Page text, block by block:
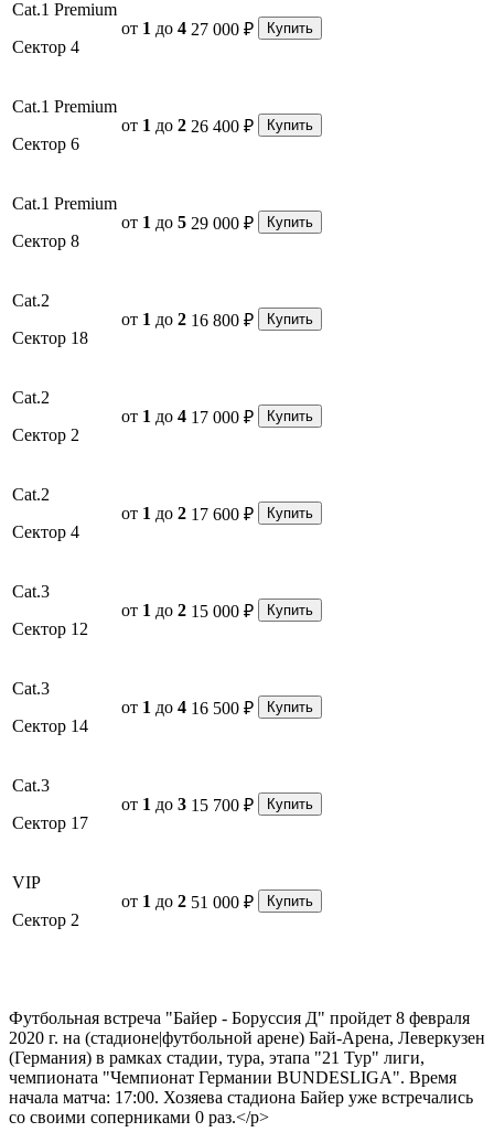
Cat.1 Premium
Сектор 4
от 1 до 4 27 000 ₽ Купить
Cat.1 Premium
Сектор 6
от 1 до 2 26 400 ₽ Купить
Cat.1 Premium
Сектор 8
от 1 до 5 29 000 ₽ Купить
Cat.2
Сектор 18
от 1 до 2 16 800 ₽ Купить
Cat.2
Сектор 2
от 1 до 4 17 000 ₽ Купить
Cat.2
Сектор 4
от 1 до 2 17 600 ₽ Купить
Cat.3
Сектор 12
от 1 до 2 15 000 ₽ Купить
Cat.3
Сектор 14
от 1 до 4 16 500 ₽ Купить
Cat.3
Сектор 17
от 1 до 3 15 700 ₽ Купить
VIP
Сектор 2
от 1 до 2 51 000 ₽ Купить
Футбольная встреча "Байер - Боруссия Д" пройдет 8 февраля
2020 г. на (стадионе|футбольной арене) Бай-Арена, Леверкузен
(Германия) в рамках стадии, тура, этапа "21 Тур" лиги,
чемпионата "Чемпионат Германии BUNDESLIGA". Время
начала матча: 17:00. Хозяева стадиона Байер уже встречались
со своими соперниками 0 раз.</p>